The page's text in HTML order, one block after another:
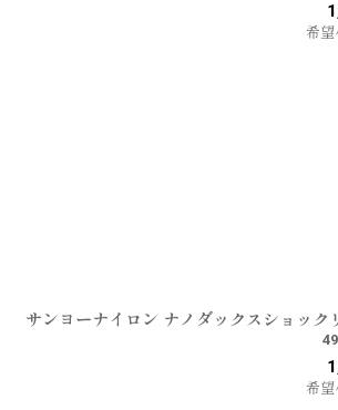
希望
サンヨーナイロン ナノダックスショック
希望